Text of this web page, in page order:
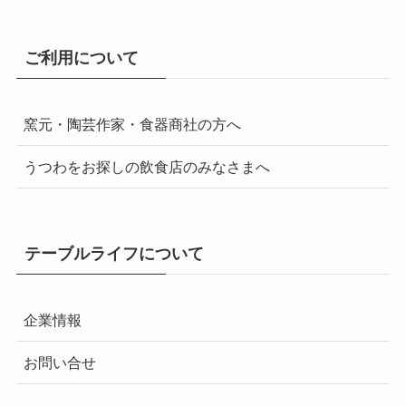
ご利用について
窯元・陶芸作家・食器商社の方へ
うつわをお探しの飲食店のみなさまへ
テーブルライフについて
企業情報
お問い合せ